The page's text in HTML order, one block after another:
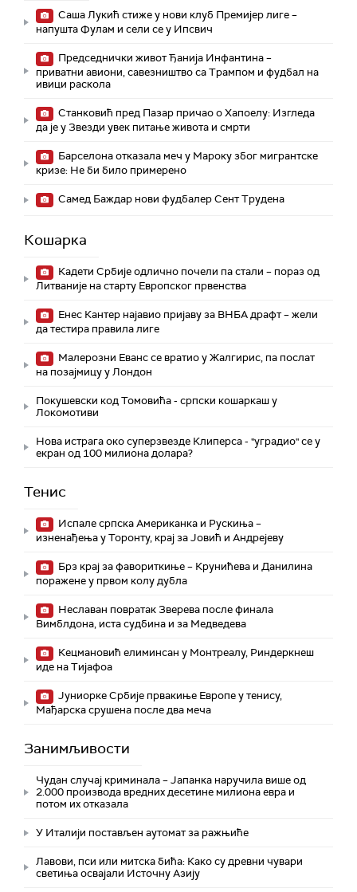
Саша Лукић стиже у нови клуб Премијер лиге –
напушта Фулам и сели се у Ипсвич
Председнички живот Ђанија Инфантина –
приватни авиони, савезништво са Трампом и фудбал на
ивици раскола
Станковић пред Пазар причао о Хапоелу: Изгледа
да је у Звезди увек питање живота и смрти
Барселона отказала меч у Мароку због мигрантске
кризе: Не би било примерено
Самед Баждар нови фудбалер Сент Трудена
Кошарка
Кадети Србије одлично почели па стали – пораз од
Литваније на старту Европског првенства
Енес Кантер најавио пријаву за ВНБА драфт – жели
да тестира правила лиге
Малерозни Еванс се вратио у Жалгирис, па послат
на позајмицу у Лондон
Покушевски код Томовића - српски кошаркаш у
Локомотиви
Нова истрага око суперзвезде Клиперса - "уградио" се у
екран од 100 милиона долара?
Тенис
Испале српска Американка и Рускиња –
изненађења у Торонту, крај за Јовић и Андрејеву
Брз крај за фавориткиње – Крунићева и Данилина
поражене у првом колу дубла
Неславан повратак Зверева после финала
Вимблдона, иста судбина и за Медведева
Кецмановић елиминсан у Монтреалу, Риндеркнеш
иде на Тијафоа
Јуниорке Србије првакиње Европе у тенису,
Мађарска срушена после два меча
Занимљивости
Чудан случај криминала – Јапанка наручила више од
2.000 производа вредних десетине милиона евра и
потом их отказала
У Италији постављен аутомат за ражњиће
Лавови, пси или митска бића: Како су древни чувари
светиња освајали Источну Азију